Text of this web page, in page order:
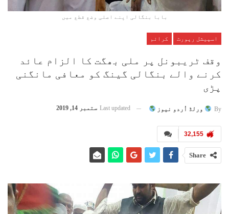
بابا بنگالی اپنے اصلی وضع قطع میں
اسپیشل رپورٹ کرائم
وقف ٹریبونل پر ملی بھگت کا الزام عائد
کرنے والے بنگالی گینگ کو معافی مانگنی
پڑی
By ورلڈ اُردو نیوز Last updated ستمبر 14, 2019
32,155
Share